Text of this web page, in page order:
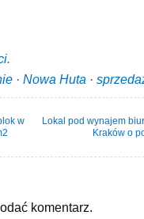
.
· Nowa Huta ·
w
Lokal pod wynajem
Kraków o
komentarz.